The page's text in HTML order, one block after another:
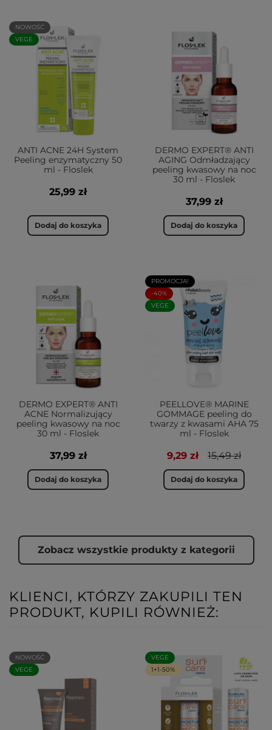
NOWOŚĆ
VEGE
ANTI ACNE 24H System
Peeling enzymatyczny 50
ml - Floslek
25,99 zł
Dodaj do koszyka
DERMO EXPERT® ANTI
AGING Odmładzający
peeling kwasowy na noc
30 ml - Floslek
37,99 zł
Dodaj do koszyka
DERMO EXPERT® ANTI
ACNE Normalizujący
peeling kwasowy na noc
30 ml - Floslek
37,99 zł
Dodaj do koszyka
PROMOCJA!
-40%
VEGE
PEELLOVE® MARINE
GOMMAGE peeling do
twarzy z kwasami AHA 75
ml - Floslek
9,29 zł 15,49 zł
Dodaj do koszyka
Zobacz wszystkie produkty z kategorii
KLIENCI, KTÓRZY ZAKUPILI TEN
PRODUKT, KUPILI RÓWNIEŻ:
NOWOŚĆ
VEGE
VEGE
1+1-50%